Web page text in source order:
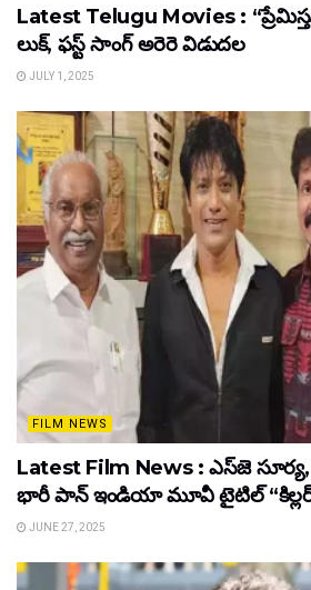
Latest Telugu Movies :
లుక్, ఫస్ట్ సాంగ్ అరెరె విడుదల
JULY 1, 2025
FILM NEWS
Latest Film News : ఎస్‌జె సూర్య,
భారీ పాన్‌ ఇండియా మూవీ టైటిల్
JUNE 27, 2025